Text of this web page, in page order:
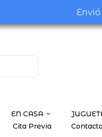
EN CASA
Cita Previa Contacto